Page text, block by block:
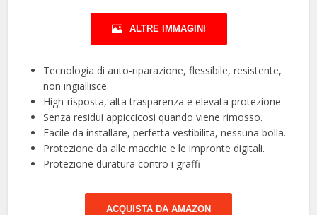
ALTRE IMMAGINI
Tecnologia di auto-riparazione, flessibile, resistente,
non ingiallisce.
High-risposta, alta trasparenza e elevata protezione.
Senza residui appiccicosi quando viene rimosso.
Facile da installare, perfetta vestibilita, nessuna bolla.
Protezione da alle macchie e le impronte digitali.
Protezione duratura contro i graffi
ACQUISTA DA AMAZON